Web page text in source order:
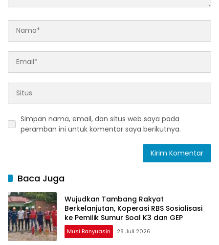
Simpan nama, email, dan situs web saya pada
peramban ini untuk komentar saya berikutnya.
Baca Juga
Wujudkan Tambang Rakyat
Berkelanjutan, Koperasi RBS Sosialisasi
ke Pemilik Sumur Soal K3 dan GEP
Musi Banyuasin 28 Juli 2026